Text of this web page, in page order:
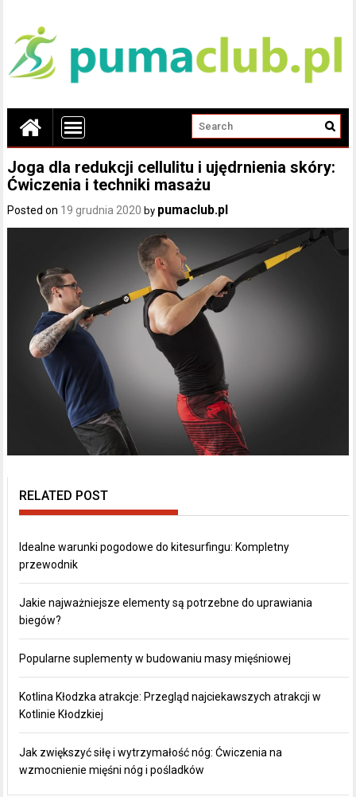
Joga dla redukcji cellulitu i ujędrnienia skóry:
Ćwiczenia i techniki masażu
Posted on 19 grudnia 2020 by pumaclub.pl
RELATED POST
Idealne warunki pogodowe do kitesurfingu: Kompletny
przewodnik
Jakie najważniejsze elementy są potrzebne do uprawiania
biegów?
Popularne suplementy w budowaniu masy mięśniowej
Kotlina Kłodzka atrakcje: Przegląd najciekawszych atrakcji w
Kotlinie Kłodzkiej
Jak zwiększyć siłę i wytrzymałość nóg: Ćwiczenia na
wzmocnienie mięśni nóg i pośladków